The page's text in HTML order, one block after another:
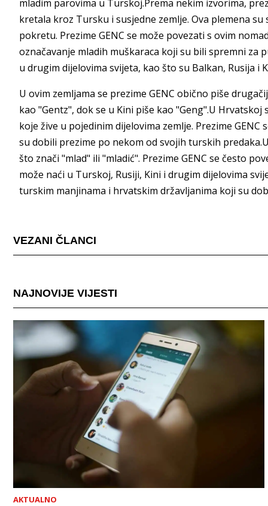
mladim parovima u Turskoj.Prema nekim izvorima,
kretala kroz Tursku i susjedne zemlje. Ova plemena
pokretu. Prezime GENC se može povezati s ovim
označavanje mladih muškaraca koji su bili spremni za
u drugim dijelovima svijeta, kao što su Balkan, Rusija i
U ovim zemljama se prezime GENC obično piše
kao "Gentz", dok se u Kini piše kao "Geng".U
koje žive u pojedinim dijelovima zemlje. Prezime
su dobili prezime po nekom od svojih turskih
što znači "mlad" ili "mladić". Prezime GENC se često
može naći u Turskoj, Rusiji, Kini i drugim dijelovima
turskim manjinama i hrvatskim državljanima koji su
VEZANI ČLANCI
NAJNOVIJE VIJESTI
AKTUALNO